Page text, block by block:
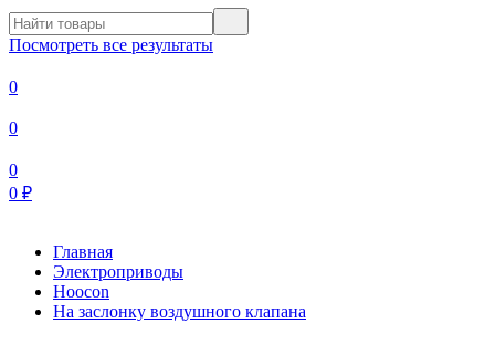
Посмотреть все результаты
0
0
0
0 ₽
Главная
Электроприводы
Hoocon
На заслонку воздушного клапана